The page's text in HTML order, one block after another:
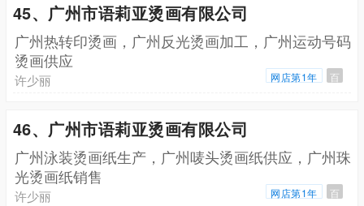
45、广州市语莉亚烫画有限公司
广州热转印烫画，广州反光烫画加工，广州运动号码
烫画供应
许少丽 网店第1年 百
46、广州市语莉亚烫画有限公司
广州泳装烫画纸生产，广州唛头烫画纸供应，广州珠
光烫画纸销售
许少丽 网店第1年 百